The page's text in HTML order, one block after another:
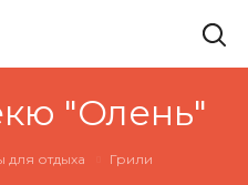
"Олень"
для отдыха Грили